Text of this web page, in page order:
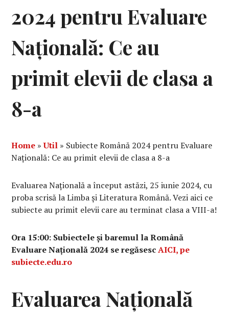
2024 pentru Evaluare
Națională: Ce au
primit elevii de clasa a
8-a
Home »Util » Subiecte Română 2024 pentru Evaluare
Națională: Ce au primit elevii de clasa a 8-a
Evaluarea Națională a început astăzi, 25 iunie 2024, cu
proba scrisă la Limba și Literatura Română. Vezi aici ce
subiecte au primit elevii care au terminat clasa a VIII-a!
Ora 15:00: Subiectele și baremul la Română
Evaluare Națională 2024 se regăsescAICI, pe
subiecte.edu.ro
Evaluarea Națională